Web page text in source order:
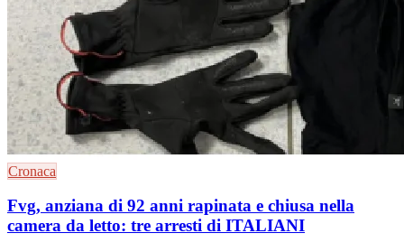
Cronaca
Fvg, anziana di 92 anni rapinata e chiusa nella
camera da letto: tre arresti di ITALIANI